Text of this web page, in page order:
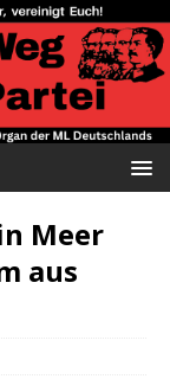
Meer
aus